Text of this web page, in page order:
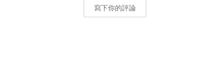
寫下你的評論